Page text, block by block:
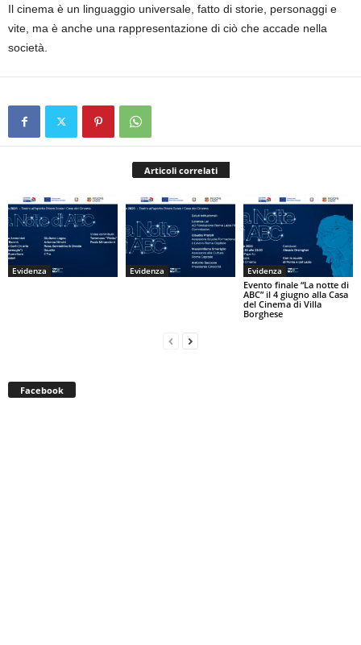
Il cinema è un linguaggio universale, fatto di storie, personaggi e
vite, ma è anche una rappresentazione di ciò che accade nella
società.
Articoli correlati
Evidenza Evidenza Evidenza
Evento finale “La notte di
ABC” il 4 giugno alla Casa
del Cinema di Villa
Borghese
Facebook